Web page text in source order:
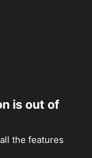
is out of
the features